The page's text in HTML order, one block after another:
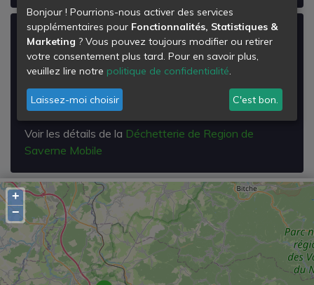
Déchetterie de Region de Saverne
Mobile
SAVERNE
67700
Saverne
Voir les détails de la Déchetterie de Region de
Saverne Mobile
+
−
Bonjour ! Pourrions-nous activer des services
supplémentaires pour Fonctionnalités, Statistiques &
Marketing ? Vous pouvez toujours modifier ou retirer
votre consentement plus tard. Pour en savoir plus,
veuillez lire notre politique de confidentialité.
Laissez-moi choisir C'est bon.